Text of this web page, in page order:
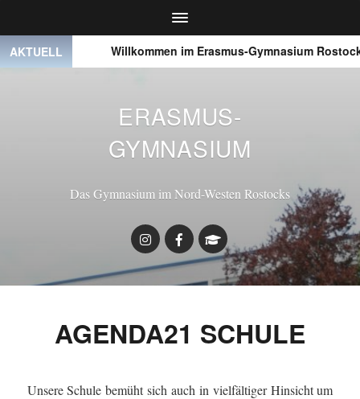
AKTUELL
● ● ● Willkommen im Erasmus-Gymnasium Rostock
ERASMUS-
GYMNASIUM
Das Gymnasium im Nord-Westen Rostocks
AGENDA21 SCHULE
Unsere Schule bemüht sich auch in vielfältiger Hinsicht um